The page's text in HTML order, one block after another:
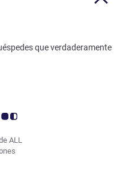
que verdaderamente
ALL